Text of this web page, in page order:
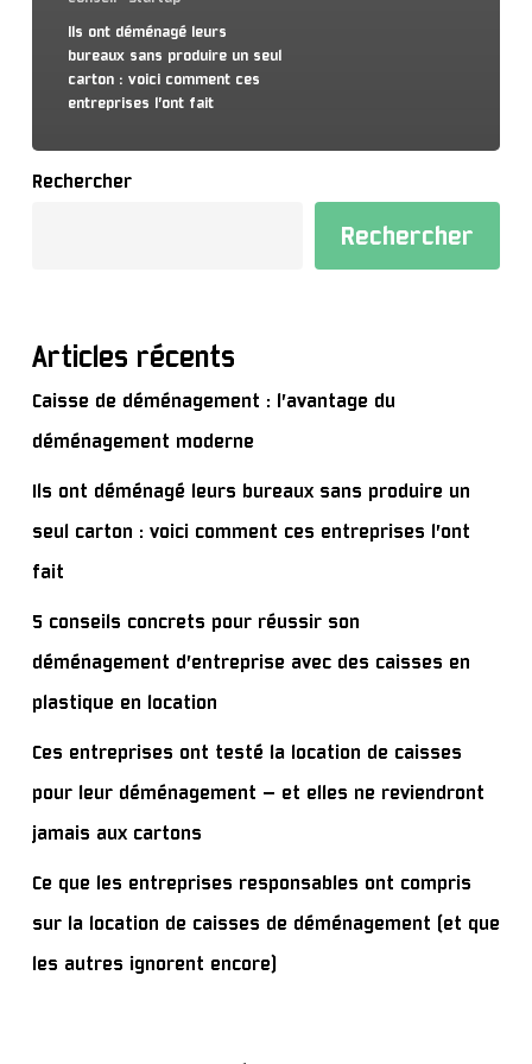
Ils ont déménagé leurs
bureaux sans produire un seul
carton : voici comment ces
entreprises l’ont fait
Rechercher
Rechercher
Articles récents
Caisse de déménagement : l’avantage du
déménagement moderne
Ils ont déménagé leurs bureaux sans produire un
seul carton : voici comment ces entreprises l’ont
fait
5 conseils concrets pour réussir son
déménagement d’entreprise avec des caisses en
plastique en location
Ces entreprises ont testé la location de caisses
pour leur déménagement — et elles ne reviendront
jamais aux cartons
Ce que les entreprises responsables ont compris
sur la location de caisses de déménagement (et que
les autres ignorent encore)